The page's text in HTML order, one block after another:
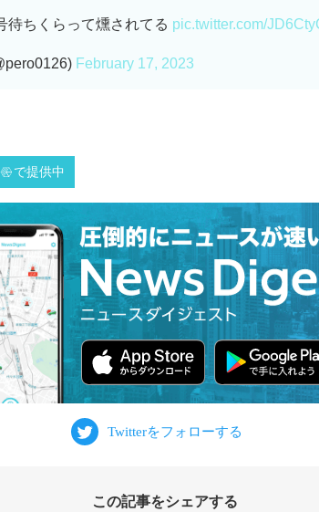
待ちくらって燻されてる pic.twitter.com/
February 17, 2023
で提供中
この記事をシェアする